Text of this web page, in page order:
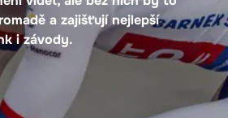
a zajišťují nejlepší
i závody.